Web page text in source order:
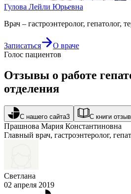
Гулова Лейли Юрьевна
Врач – гастроэнтеролог, гепатолог,
Записаться
О враче
Голос пациентов
Отзывы о работе
отделения
С нашего сайта3 С книги
Прашнова Мария Константиновна
Главный врач, гастроэнтеролог,
Светлана
02 апреля 2019